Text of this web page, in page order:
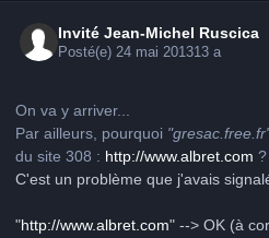
Invité Jean-Michel Ruscica
Posté(e)24 mai 201313 a
On va y arriver...
Par ailleurs, pourquoi
du site 308 : http://www.albret.com ?
C'est un problème que j'avais
"http://www.albret.com" --> OK (à